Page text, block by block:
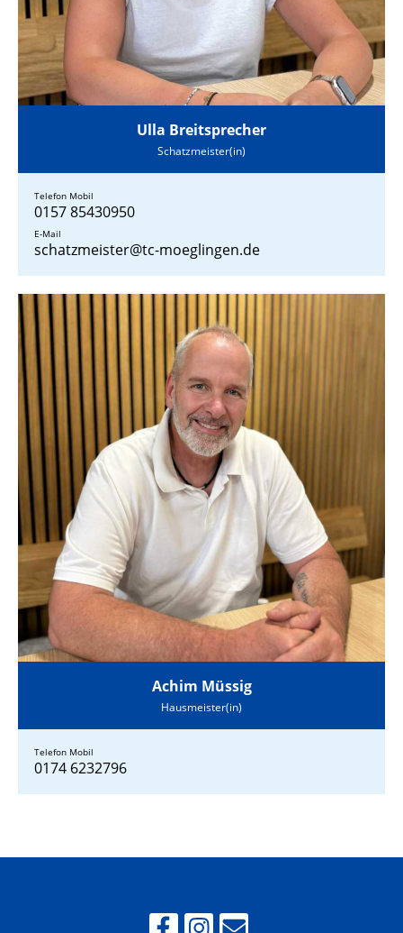
Ulla Breitsprecher
Schatzmeister(in)
Telefon Mobil
0157 85430950
E-Mail
schatzmeister@tc-moeglingen.de
Achim Müssig
Hausmeister(in)
Telefon Mobil
0174 6232796